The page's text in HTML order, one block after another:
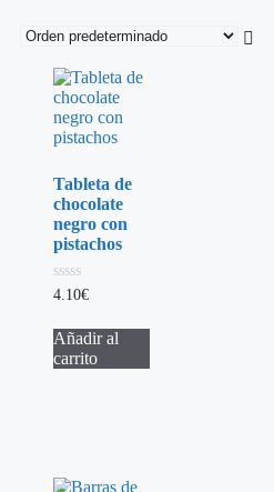
Tableta de
chocolate
negro con
pistachos
0
4.10€
Añadir al
carrito